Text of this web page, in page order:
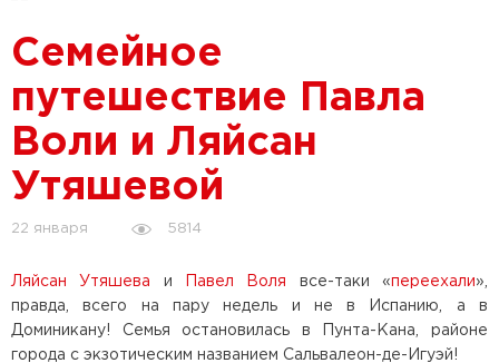
Семейное
путешествие Павла
Воли и Ляйсан
Утяшевой
22 января 5814
Ляйсан Утяшева и Павел Воля все-таки «переехали»,
правда, всего на пару недель и не в Испанию, а в
Доминикану! Семья остановилась в Пунта-Кана, районе
города с экзотическим названием Сальвалеон-де-Игуэй!